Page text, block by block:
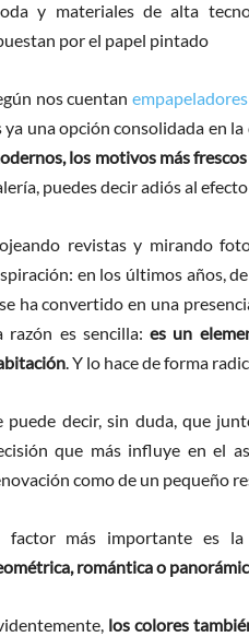
y materiales de alta
por el papel pintado
nos cuentan
ya una opción consolidada en
los motivos más
puedes decir adiós al
revistas y mirando
en los últimos años,
ha convertido en una
razón es sencilla:es un
. Y lo hace de forma
puede decir, sin duda, que
que más influye en el
como de un pequeño
factor más importante es
romántica o
los colores